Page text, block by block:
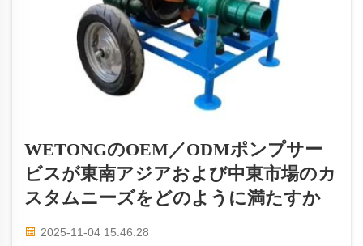
WETONGのOEM／ODMポンプサー
ビスが東南アジアおよび中東市場のカ
スタムニーズをどのように満たすか
2025-11-04 15:46:28